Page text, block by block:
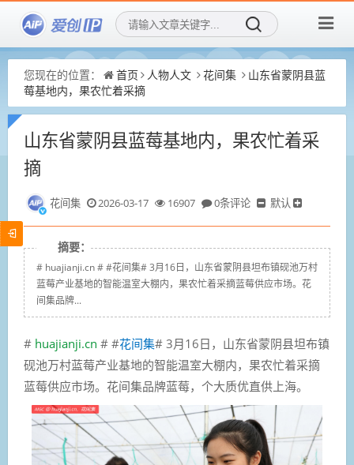
您现在的位置： 首页 人物人文 花间集
山东省蒙阴县蓝
莓基地内，果农忙着采摘
山东省蒙阴县蓝莓基地内，果农忙着采
摘
花间集 2026-03-17 16907 0条评论 默认
摘要：
# huajianji.cn # #花间集# 3月16日，山东省蒙阴县坦布镇砚池万村
蓝莓产业基地的智能温室大棚内，果农忙着采摘蓝莓供应市场。花
间集品牌...
# huajianji.cn # #花间集# 3月16日，山东省蒙阴县坦布镇
砚池万村蓝莓产业基地的智能温室大棚内，果农忙着采摘
蓝莓供应市场。花间集品牌蓝莓，个大质优直供上海。